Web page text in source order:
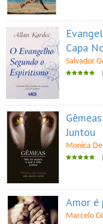
Capa
Salvador
Juntou
Monica
Amor é
Marcelo